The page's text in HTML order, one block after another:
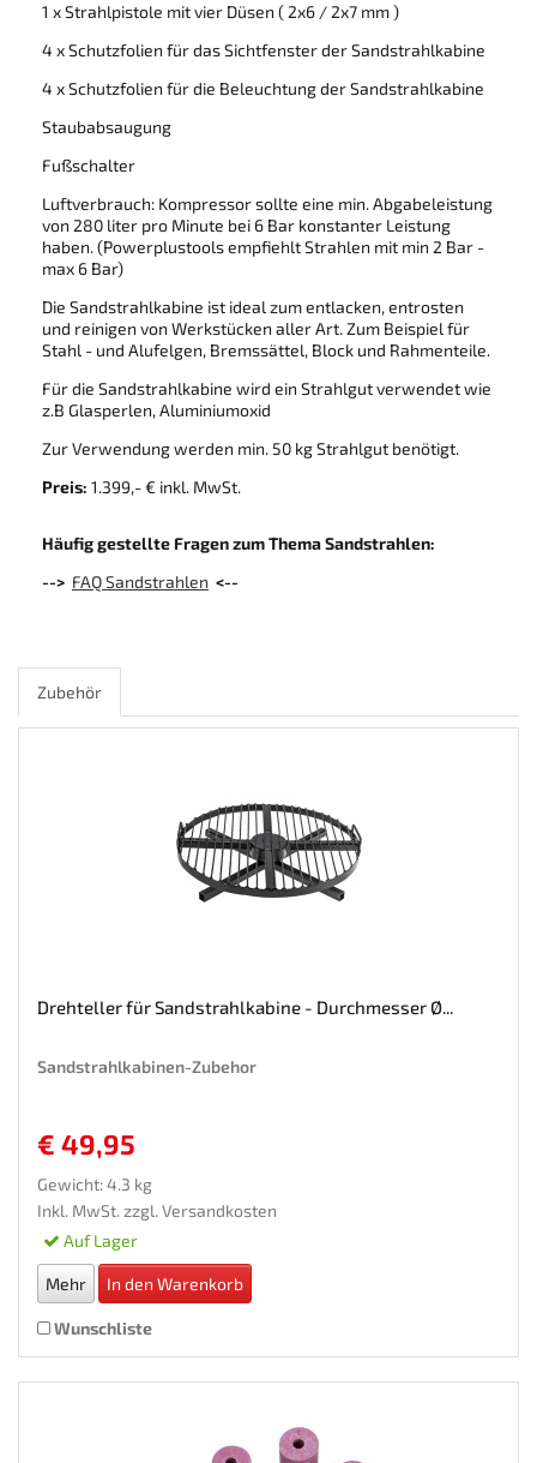
1 x Strahlpistole mit vier Düsen ( 2x6 / 2x7 mm )
4 x Schutzfolien für das Sichtfenster der Sandstrahlkabine
4 x Schutzfolien für die Beleuchtung der Sandstrahlkabine
Staubabsaugung
Fußschalter
Luftverbrauch: Kompressor sollte eine min. Abgabeleistung
von 280 liter pro Minute bei 6 Bar konstanter Leistung
haben. (Powerplustools empfiehlt Strahlen mit min 2 Bar -
max 6 Bar)
Die Sandstrahlkabine ist ideal zum entlacken, entrosten
und reinigen von Werkstücken aller Art. Zum Beispiel für
Stahl - und Alufelgen, Bremssättel, Block und Rahmenteile.
Für die Sandstrahlkabine wird ein Strahlgut verwendet wie
z.B Glasperlen, Aluminiumoxid
Zur Verwendung werden min. 50 kg Strahlgut benötigt.
Preis: 1.399,- € inkl. MwSt.
Häufig gestellte Fragen zum Thema Sandstrahlen:
--> FAQ Sandstrahlen <--
Zubehör
Drehteller für Sandstrahlkabine - Durchmesser Ø...
Sandstrahlkabinen-Zubehor
€ 49,95
Gewicht: 4.3 kg
Inkl. MwSt. zzgl. Versandkosten
Auf Lager
Mehr In den Warenkorb
Wunschliste